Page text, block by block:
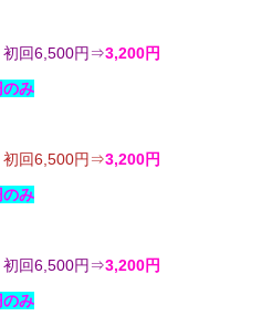
初回6,500円⇒3,200円
み
初回6,500円⇒3,200円
み
初回6,500円⇒3,200円
み